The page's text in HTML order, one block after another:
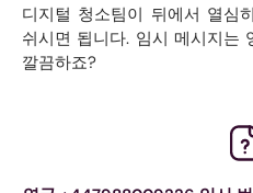
디지털 청소팀이 뒤에서 열심
쉬시면 됩니다. 임시 메시지는
깔끔하죠?